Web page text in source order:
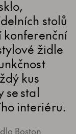
stolů
konferenční
židle
kus
se stal
interiéru.
Boston